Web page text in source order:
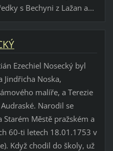
s Bechyni z Lažan a...
Ezechiel Nosecký byl
Jindřicha Noska,
malíře, a Terezie
Narodil se
Starém Městě pražském a
60-ti letech 18.01.1753 v
Když chodil do školy, už